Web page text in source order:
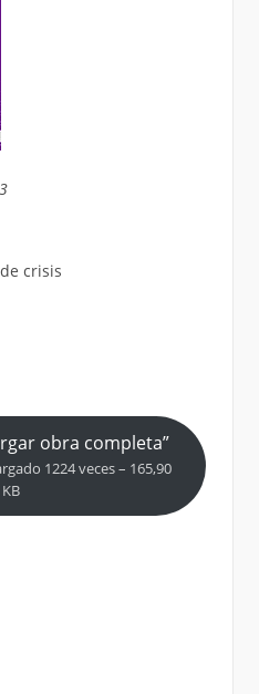
crisis
obra completa”
1224 veces – 165,90
KB